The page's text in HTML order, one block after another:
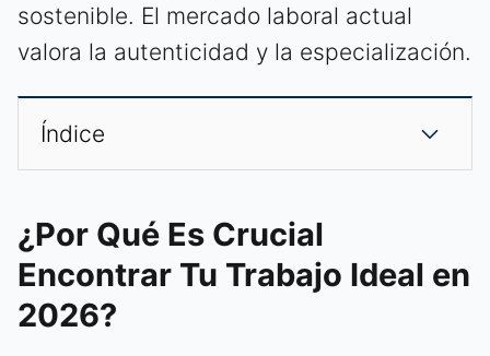
sostenible. El mercado laboral actual
valora la autenticidad y la especialización.
Índice
¿Por Qué Es Crucial
Encontrar Tu Trabajo Ideal en
2026?